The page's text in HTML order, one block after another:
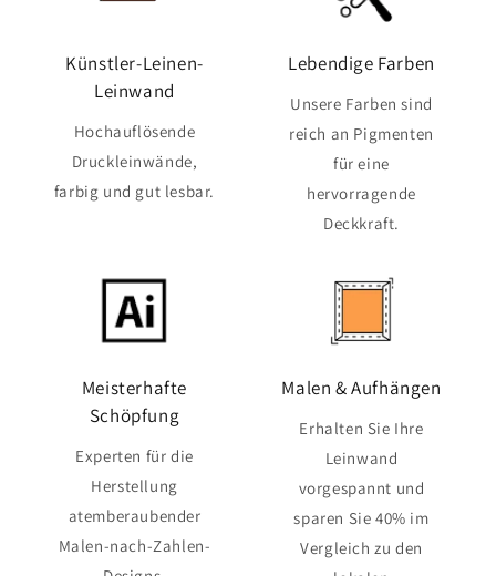
Künstler-Leinen-
Leinwand
Hochauflösende
Druckleinwände,
farbig und gut lesbar.
Lebendige Farben
Unsere Farben sind
reich an Pigmenten
für eine
hervorragende
Deckkraft.
Meisterhafte
Schöpfung
Experten für die
Herstellung
atemberaubender
Malen-nach-Zahlen-
Malen & Aufhängen
Erhalten Sie Ihre
Leinwand
vorgespannt und
sparen Sie 40% im
Vergleich zu den